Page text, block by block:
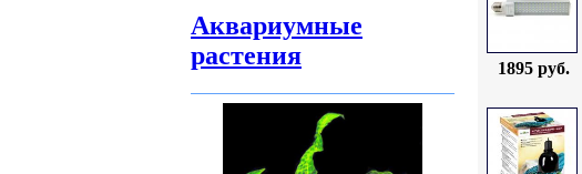
Аквариумные
растения
1895 руб.